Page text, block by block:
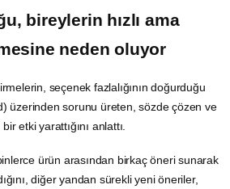
bireylerin hızlı ama
neden oluyor
seçenek fazlalığının doğurduğu
üzerinden sorunu üreten, sözde çözen ve
etki yarattığını anlattı.
ürün arasından birkaç öneri sunarak
diğer yandan sürekli yeni öneriler,